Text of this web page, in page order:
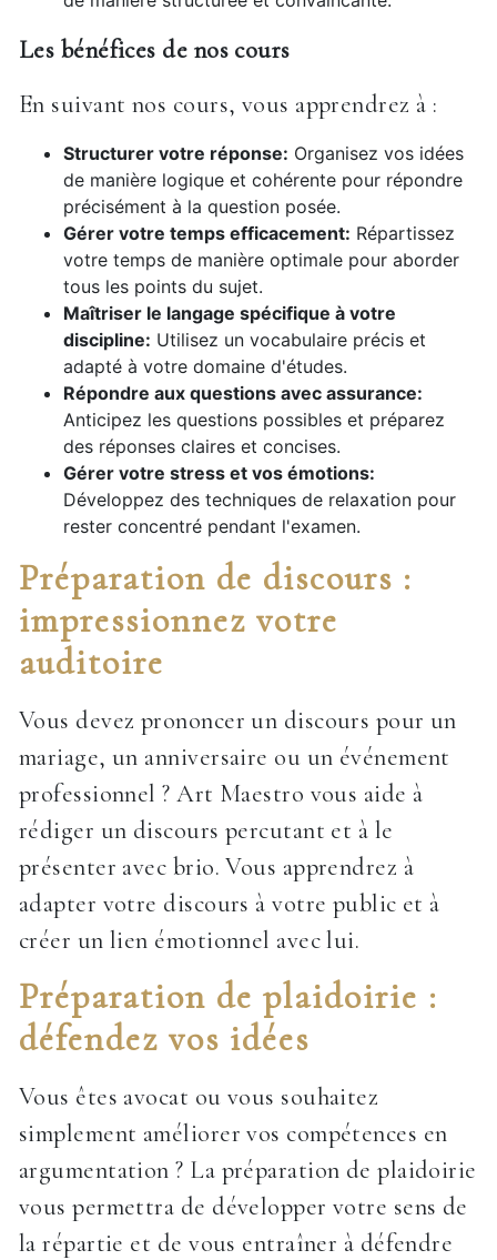
Les bénéfices de nos cours
En suivant nos cours, vous apprendrez à :
Structurer votre réponse: Organisez vos idées
de manière logique et cohérente pour répondre
précisément à la question posée.
Gérer votre temps efficacement: Répartissez
votre temps de manière optimale pour aborder
tous les points du sujet.
Maîtriser le langage spécifique à votre
discipline: Utilisez un vocabulaire précis et
adapté à votre domaine d'études.
Répondre aux questions avec assurance:
Anticipez les questions possibles et préparez
des réponses claires et concises.
Gérer votre stress et vos émotions:
Développez des techniques de relaxation pour
rester concentré pendant l'examen.
Préparation de discours :
impressionnez votre
auditoire
Vous devez prononcer un discours pour un
mariage, un anniversaire ou un événement
professionnel ? Art Maestro vous aide à
rédiger un discours percutant et à le
présenter avec brio. Vous apprendrez à
adapter votre discours à votre public et à
créer un lien émotionnel avec lui.
Préparation de plaidoirie :
défendez vos idées
Vous êtes avocat ou vous souhaitez
simplement améliorer vos compétences en
argumentation ? La préparation de plaidoirie
vous permettra de développer votre sens de
la répartie et de vous entraîner à défendre